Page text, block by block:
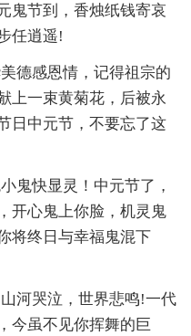
鬼节到，香烛纸钱寄哀
任逍遥!
德感恩情，记得祖宗的
上一束黄菊花，后被永
日中元节，不要忘了这
快显灵！中元节了，
开心鬼上你脸，机灵鬼
将终日与幸福鬼混下
河哭泣，世界悲鸣!一代
今虽不见你挥舞的巨